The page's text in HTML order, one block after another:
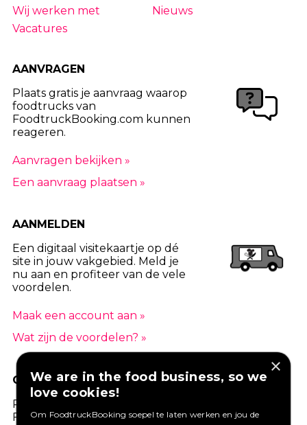
Wij werken met
Nieuws
Vacatures
AANVRAGEN
Plaats gratis je aanvraag waarop
foodtrucks van
FoodtruckBooking.com kunnen
reageren.
Aanvragen bekijken »
Een aanvraag plaatsen »
AANMELDEN
Een digitaal visitekaartje op dé
site in jouw vakgebied. Meld je
nu aan en profiteer van de vele
voordelen.
Maak een account aan »
Wat zijn de voordelen? »
GOED VERZEKERD ONDERNEMEN?
Profiteer van een aantrekkelijke premie via
Foodtruckbooking.
×
We are in the food business, so we
love cookies!
Om FoodtruckBooking soepel te laten werken en jou de